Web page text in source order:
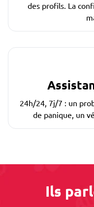
des profils. La
24h/24, 7j/7 : un
de panique, un
Ils